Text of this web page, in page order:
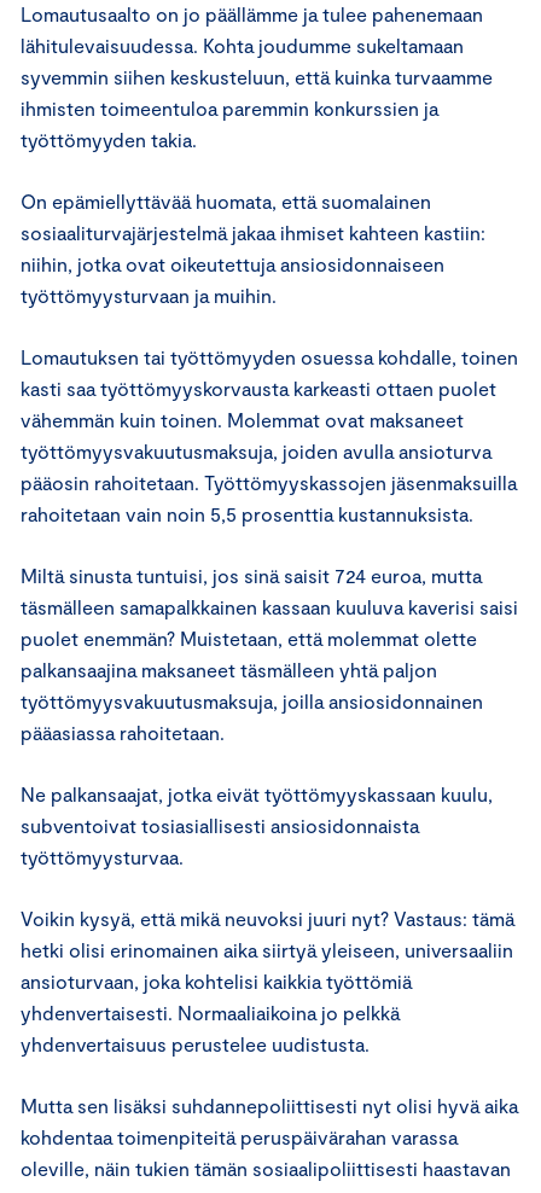
Lomautusaalto on jo päällämme ja tulee pahenemaan
lähitulevaisuudessa. Kohta joudumme sukeltamaan
syvemmin siihen keskusteluun, että kuinka turvaamme
ihmisten toimeentuloa paremmin konkurssien ja
työttömyyden takia.
On epämiellyttävää huomata, että suomalainen
sosiaaliturvajärjestelmä jakaa ihmiset kahteen kastiin:
niihin, jotka ovat oikeutettuja ansiosidonnaiseen
työttömyysturvaan ja muihin.
Lomautuksen tai työttömyyden osuessa kohdalle, toinen
kasti saa työttömyyskorvausta karkeasti ottaen puolet
vähemmän kuin toinen. Molemmat ovat maksaneet
työttömyysvakuutusmaksuja, joiden avulla ansioturva
pääosin rahoitetaan. Työttömyyskassojen jäsenmaksuilla
rahoitetaan vain noin 5,5 prosenttia kustannuksista.
Miltä sinusta tuntuisi, jos sinä saisit 724 euroa, mutta
täsmälleen samapalkkainen kassaan kuuluva kaverisi saisi
puolet enemmän? Muistetaan, että molemmat olette
palkansaajina maksaneet täsmälleen yhtä paljon
työttömyysvakuutusmaksuja, joilla ansiosidonnainen
pääasiassa rahoitetaan.
Ne palkansaajat, jotka eivät työttömyyskassaan kuulu,
subventoivat tosiasiallisesti ansiosidonnaista
työttömyysturvaa.
Voikin kysyä, että mikä neuvoksi juuri nyt? Vastaus: tämä
hetki olisi erinomainen aika siirtyä yleiseen, universaaliin
ansioturvaan, joka kohtelisi kaikkia työttömiä
yhdenvertaisesti. Normaaliaikoina jo pelkkä
yhdenvertaisuus perustelee uudistusta.
Mutta sen lisäksi suhdannepoliittisesti nyt olisi hyvä aika
kohdentaa toimenpiteitä peruspäivärahan varassa
oleville, näin tukien tämän sosiaalipoliittisesti haastavan